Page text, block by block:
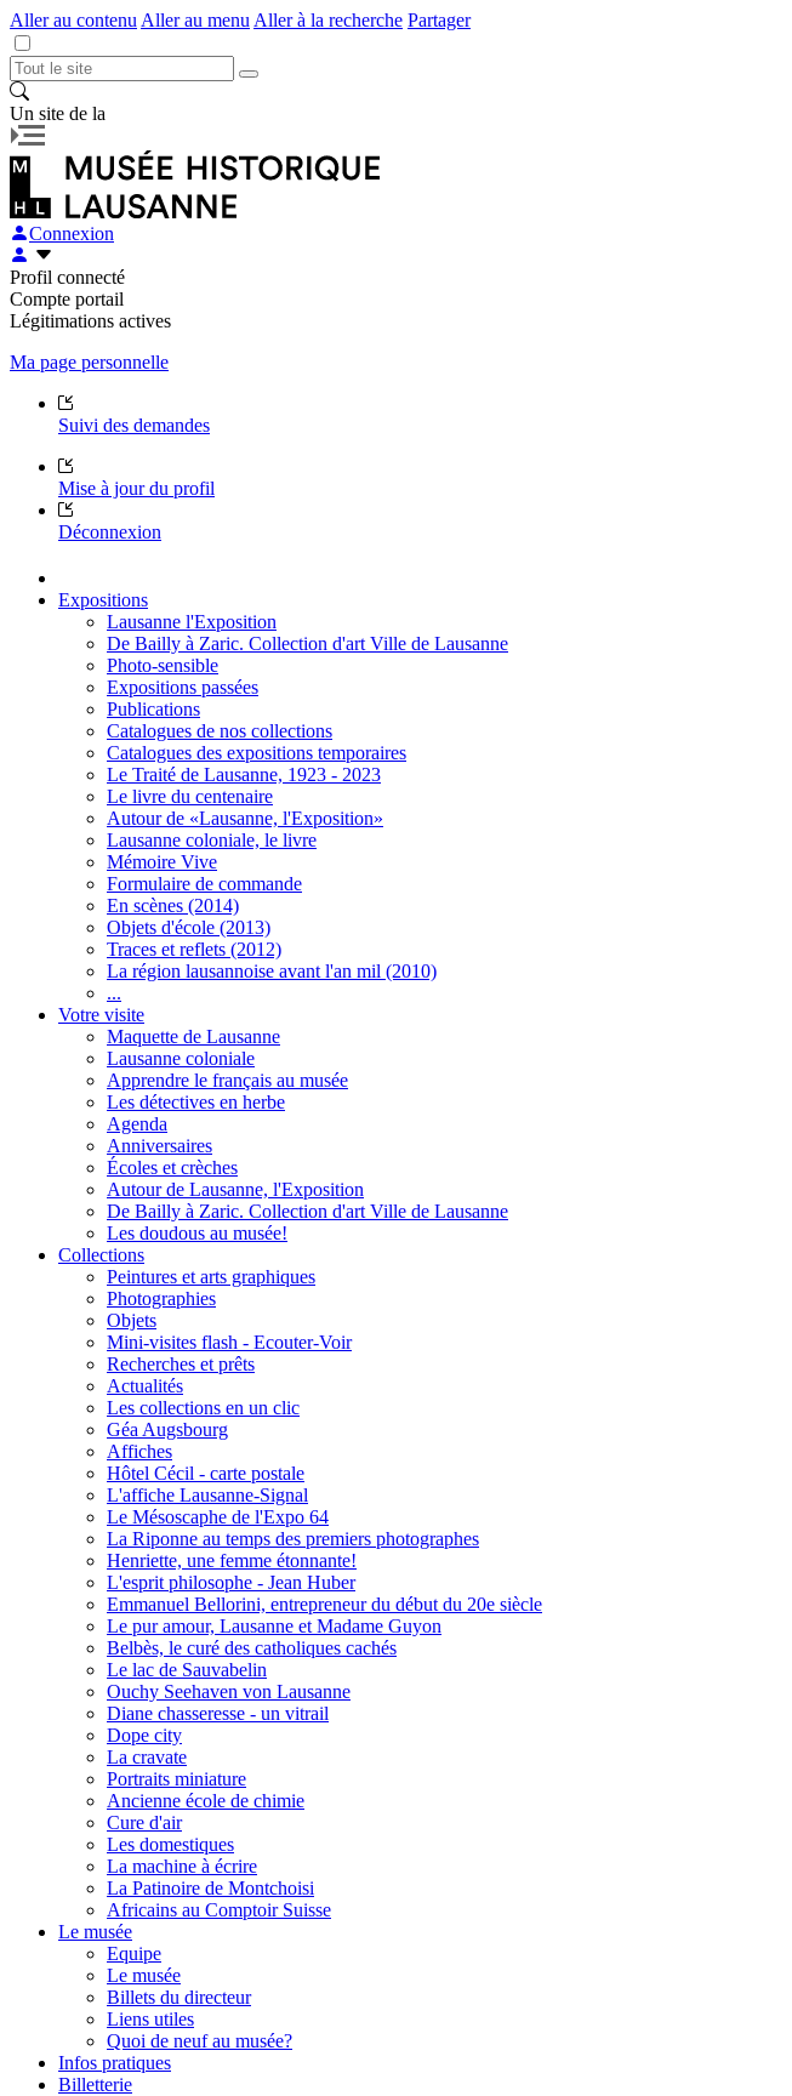
Aller au contenu Aller au menu Aller à la recherche Partager
Un site de la
Connexion
Profil connecté
Compte portail
Légitimations actives
Ma page personnelle
Suivi des demandes
Mise à jour du profil
Déconnexion
Expositions
Lausanne l'Exposition
De Bailly à Zaric. Collection d'art Ville de Lausanne
Photo-sensible
Expositions passées
Publications
Catalogues de nos collections
Catalogues des expositions temporaires
Le Traité de Lausanne, 1923 - 2023
Le livre du centenaire
Autour de «Lausanne, l'Exposition»
Lausanne coloniale, le livre
Mémoire Vive
Formulaire de commande
En scènes (2014)
Objets d'école (2013)
Traces et reflets (2012)
La région lausannoise avant l'an mil (2010)
...
Votre visite
Maquette de Lausanne
Lausanne coloniale
Apprendre le français au musée
Les détectives en herbe
Agenda
Anniversaires
Écoles et crèches
Autour de Lausanne, l'Exposition
De Bailly à Zaric. Collection d'art Ville de Lausanne
Les doudous au musée!
Collections
Peintures et arts graphiques
Photographies
Objets
Mini-visites flash - Ecouter-Voir
Recherches et prêts
Actualités
Les collections en un clic
Géa Augsbourg
Affiches
Hôtel Cécil - carte postale
L'affiche Lausanne-Signal
Le Mésoscaphe de l'Expo 64
La Riponne au temps des premiers photographes
Henriette, une femme étonnante!
L'esprit philosophe - Jean Huber
Emmanuel Bellorini, entrepreneur du début du 20e siècle
Le pur amour, Lausanne et Madame Guyon
Belbès, le curé des catholiques cachés
Le lac de Sauvabelin
Ouchy Seehaven von Lausanne
Diane chasseresse - un vitrail
Dope city
La cravate
Portraits miniature
Ancienne école de chimie
Cure d'air
Les domestiques
La machine à écrire
La Patinoire de Montchoisi
Africains au Comptoir Suisse
Le musée
Equipe
Le musée
Billets du directeur
Liens utiles
Quoi de neuf au musée?
Infos pratiques
Billetterie